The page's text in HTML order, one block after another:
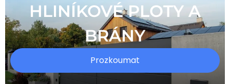
HLINÍKOVÉ PLOTY A
BRÁNY
Prozkoumat